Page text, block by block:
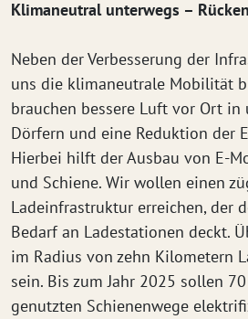
Klimaneutral unterwegs –
Neben der Verbesserung der
uns die klimaneutrale Mobilität
brauchen bessere Luft vor Ort in
Dörfern und eine Reduktion der
Hierbei hilft der Ausbau von E-
und Schiene. Wir wollen einen
Ladeinfrastruktur erreichen, der
Bedarf an Ladestationen deckt.
im Radius von zehn Kilometern
sein. Bis zum Jahr 2025 sollen
genutzten Schienenwege